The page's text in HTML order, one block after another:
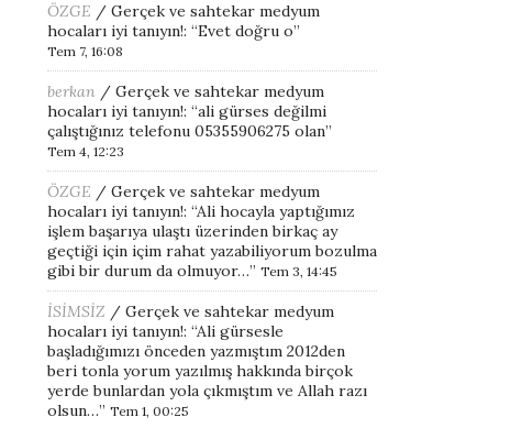
ÖZGE / Gerçek ve sahtekar medyum
hocaları iyi tanıyın!: “Evet doğru o”
Tem 7, 16:08
berkan / Gerçek ve sahtekar medyum
hocaları iyi tanıyın!: “ali gürses değilmi
çalıştığınız telefonu 05355906275 olan”
Tem 4, 12:23
ÖZGE / Gerçek ve sahtekar medyum
hocaları iyi tanıyın!: “Ali hocayla yaptığımız
işlem başarıya ulaştı üzerinden birkaç ay
geçtiği için içim rahat yazabiliyorum bozulma
gibi bir durum da olmuyor…” Tem 3, 14:45
İSİMSİZ / Gerçek ve sahtekar medyum
hocaları iyi tanıyın!: “Ali gürsesle
başladığımızı önceden yazmıştım 2012den
beri tonla yorum yazılmış hakkında birçok
yerde bunlardan yola çıkmıştım ve Allah razı
olsun…” Tem 1, 00:25